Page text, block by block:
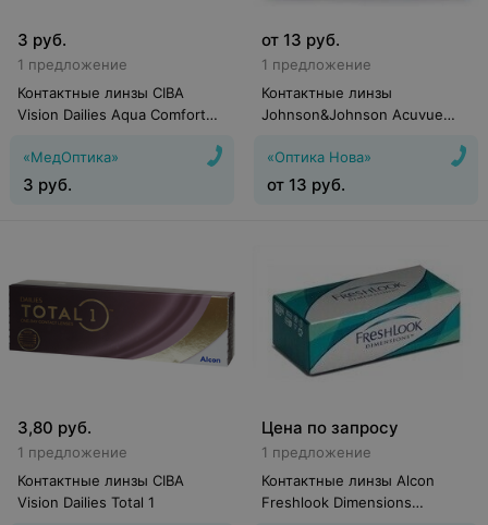
3 руб.
1 предложение
Контактные линзы CIBA
Vision Dailies Aqua Comfort
«МедОптика»
3 руб.
от 13 руб.
1 предложение
Контактные линзы
Johnson&Johnson Acuvue
линз)
«Оптика Нова»
от 13 руб.
3,80 руб.
1 предложение
Контактные линзы CIBA
Vision Dailies Total 1
Цена по запросу
1 предложение
Контактные линзы Alcon
Freshlook Dimensions